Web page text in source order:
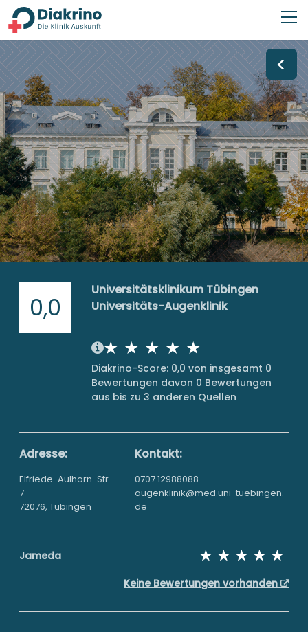
<
0,0
Universitätsklinikum Tübingen
Universitäts-Augenklinik
Diakrino-Score: 0,0 von insgesamt 0
Bewertungen davon 0 Bewertungen
aus bis zu 3 anderen Quellen
Adresse:
Elfriede-Aulhorn-Str.
7
72076, Tübingen
Kontakt:
0707 12988088
augenklinik@​med.​uni-​tuebingen.​
de
Jameda
Keine Bewertungen vorhanden